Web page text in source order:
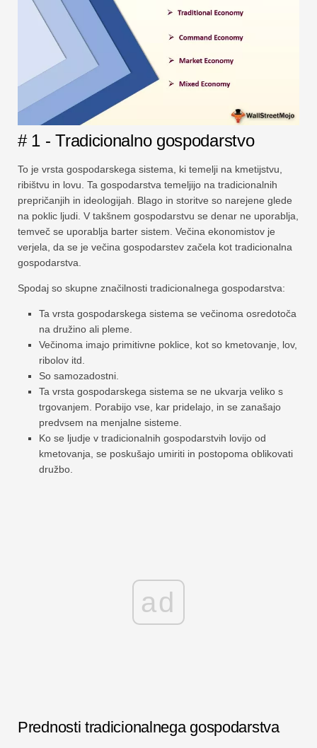
# 1 - Tradicionalno gospodarstvo
To je vrsta gospodarskega sistema, ki temelji na kmetijstvu,
ribištvu in lovu. Ta gospodarstva temeljijo na tradicionalnih
prepričanjih in ideologijah. Blago in storitve so narejene glede
na poklic ljudi. V takšnem gospodarstvu se denar ne uporablja,
temveč se uporablja barter sistem. Večina ekonomistov je
verjela, da se je večina gospodarstev začela kot tradicionalna
gospodarstva.
Spodaj so skupne značilnosti tradicionalnega gospodarstva:
Ta vrsta gospodarskega sistema se večinoma osredotoča
na družino ali pleme.
Večinoma imajo primitivne poklice, kot so kmetovanje, lov,
ribolov itd.
So samozadostni.
Ta vrsta gospodarskega sistema se ne ukvarja veliko s
trgovanjem. Porabijo vse, kar pridelajo, in se zanašajo
predvsem na menjalne sisteme.
Ko se ljudje v tradicionalnih gospodarstvih lovijo od
kmetovanja, se poskušajo umiriti in postopoma oblikovati
družbo.
ad
Prednosti tradicionalnega gospodarstva